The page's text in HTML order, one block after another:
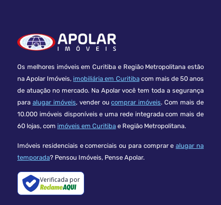
Os melhores imóveis em Curitiba e Região Metropolitana estão
na Apolar Imóveis, imobiliária em Curitibacom mais de 50 anos
de atuação no mercado. Na Apolar você tem toda a segurança
para alugar imóveis, vender oucomprar imóveis. Com mais de
10.000 imóveis disponíveis e uma rede integrada com mais de
60 lojas, com imóveis em Curitiba e Região Metropolitana.
Imóveis residenciais e comerciais ou para comprar ealugar na
temporada? Pensou Imóveis, Pense Apolar.
Verificada por